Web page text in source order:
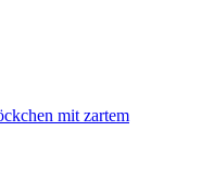
mit zartem